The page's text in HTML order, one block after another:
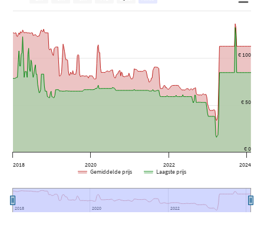
2018 2020 2022 2024
2018
2018 2020
2020 2022
2022
€ 0
€ 50
€ 100
Gemiddelde prijs Laagste prijs